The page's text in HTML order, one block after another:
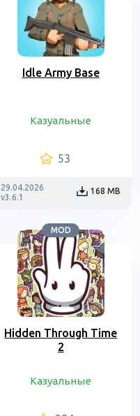
Idle Army Base
Казуальные
53
29.04.2026
v3.6.1
168 MB
MOD
Hidden Through Time
2
Казуальные